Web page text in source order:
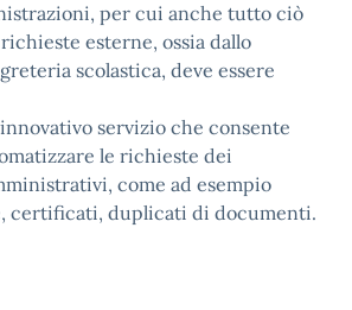
per cui anche tutto ciò
esterne, ossia dallo
scolastica, deve essere
servizio che consente
le richieste dei
come ad esempio
certificati, duplicati di documenti.